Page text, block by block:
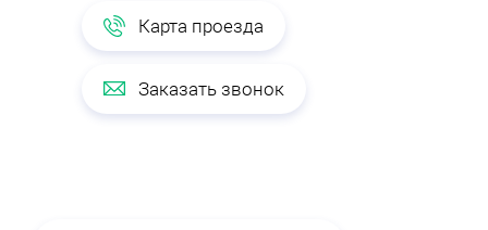
Карта проезда
Заказать звонок